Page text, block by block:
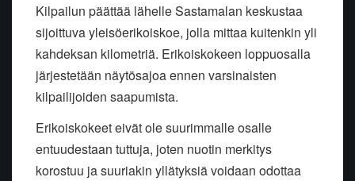
Kilpailun päättää lähelle Sastamalan keskustaa
sijoittuva yleisöerikoiskoe, jolla mittaa kuitenkin yli
kahdeksan kilometriä. Erikoiskokeen loppuosalla
järjestetään näytösajoa ennen varsinaisten
kilpailijoiden saapumista.
Erikoiskokeet eivät ole suurimmalle osalle
entuudestaan tuttuja, joten nuotin merkitys
korostuu ja suuriakin yllätyksiä voidaan odottaa